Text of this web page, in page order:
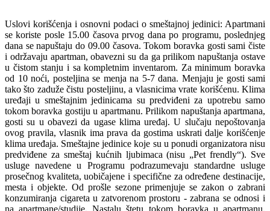
Uslovi korišćenja i osnovni podaci o smeštajnoj jedinici: Apartmani
se koriste posle 15.00 časova prvog dana po programu, poslednjeg
dana se napuštaju do 09.00 časova. Tokom boravka gosti sami čiste
i održavaju apartman, obavezni su da ga prilikom napuštanja ostave
u čistom stanju i sa kompletnim inventarom. Za minimum boravka
od 10 noći, posteljina se menja na 5-7 dana. Menjaju je gosti sami
tako što zaduže čistu posteljinu, a vlasnicima vrate korišćenu. Klima
uređaji u smeštajnim jedinicama su predviđeni za upotrebu samo
tokom boravka gostiju u apartmanu. Prilikom napuštanja apartmana,
gosti su u obavezi da ugase klima uređaj. U slučaju nepoštovanja
ovog pravila, vlasnik ima prava da gostima uskrati dalje korišćenje
klima uređaja. Smeštajne jedinice koje su u ponudi organizatora nisu
predviđene za smeštaj kućnih ljubimaca (nisu „Pet frendly“). Sve
usluge navedene u Programu podrazumevaju standardne usluge
prosečnog kvaliteta, uobičajene i specifične za određene destinacije,
mesta i objekte. Od prošle sezone primenjuje se zakon o zabrani
konzumiranja cigareta u zatvorenom prostoru - zabrana se odnosi i